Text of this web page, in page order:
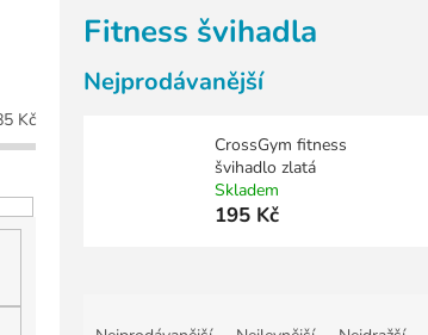
Kč
Fitness švihadla
Nejprodávanější
CrossGym fitness
švihadlo zlatá
Skladem
195 Kč